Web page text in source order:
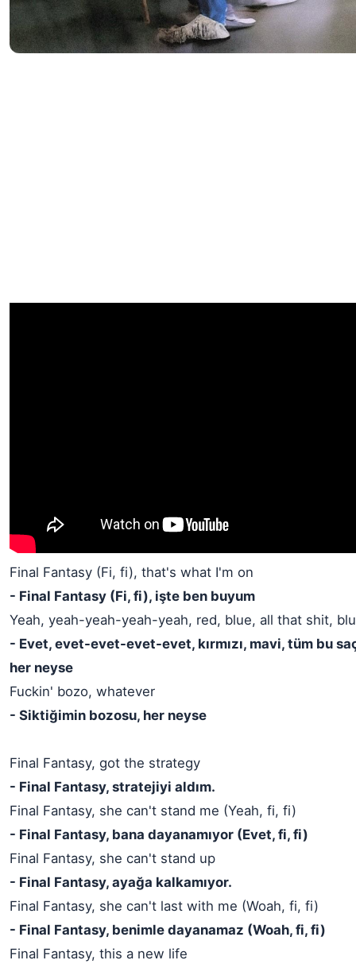
Final Fantasy (Fi, fi), that's what I'm on
- Final Fantasy (Fi, fi), işte ben buyum
Yeah, yeah-yeah-yeah-yeah, red, blue, all that shit,
- Evet, evet-evet-evet-evet, kırmızı, mavi, tüm bu
her neyse
Fuckin' bozo, whatever
- Siktiğimin bozosu, her neyse
Final Fantasy, got the strategy
- Final Fantasy, stratejiyi aldım.
Final Fantasy, she can't stand me (Yeah, fi, fi)
- Final Fantasy, bana dayanamıyor (Evet, fi, fi)
Final Fantasy, she can't stand up
- Final Fantasy, ayağa kalkamıyor.
Final Fantasy, she can't last with me (Woah, fi, fi)
- Final Fantasy, benimle dayanamaz (Woah, fi, fi)
Final Fantasy, this a new life